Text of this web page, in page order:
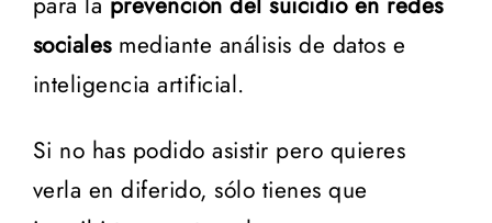
sociales mediante análisis de datos e
inteligencia artificial.
Si no has podido asistir pero quieres
verla en diferido, sólo tienes que